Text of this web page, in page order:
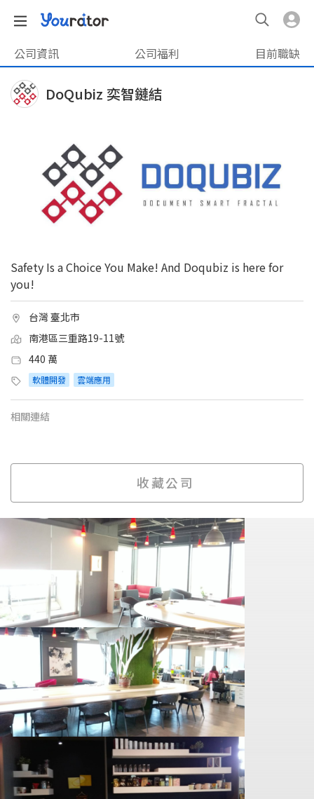
公司資訊 公司福利 目前職缺
DoQubiz 奕智鏈結
Safety Is a Choice You Make! And Doqubiz is here for
you!
台灣 臺北市
南港區三重路19-11號
440 萬
軟體開發 雲端應用
相關連結
收藏公司